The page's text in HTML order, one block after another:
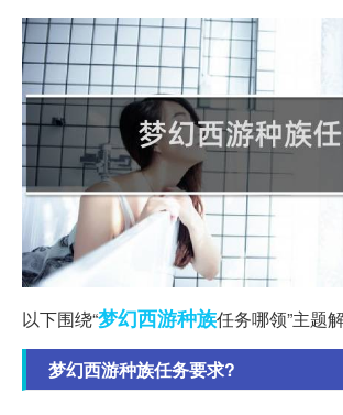
以下围绕“梦幻西游种族任务哪领”主题
梦幻西游种族任务要求?